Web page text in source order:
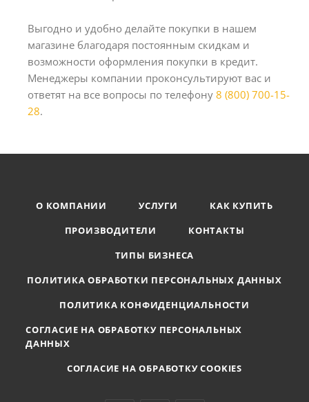
Выгодно и удобно делайте покупки в нашем
магазине благодаря постоянным скидкам и
возможности оформления покупки в кредит.
Менеджеры компании проконсультируют вас и
ответят на все вопросы по телефону 8 (800) 700-15-
28.
О КОМПАНИИ УСЛУГИ
КАК КУПИТЬ
ПРОИЗВОДИТЕЛИ
КОНТАКТЫ
ТИПЫ БИЗНЕСА
ПОЛИТИКА ОБРАБОТКИ ПЕРСОНАЛЬНЫХ ДАННЫХ
ПОЛИТИКА КОНФИДЕНЦИАЛЬНОСТИ
СОГЛАСИЕ НА ОБРАБОТКУ ПЕРСОНАЛЬНЫХ
ДАННЫХ
СОГЛАСИЕ НА ОБРАБОТКУ COOKIES